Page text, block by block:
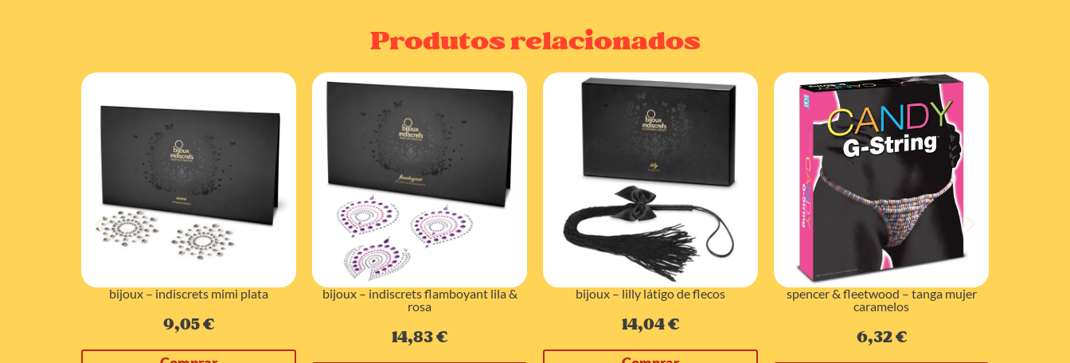
Produtos relacionados
bijoux – indiscrets mimi plata
9,05€
bijoux – indiscrets flamboyant lila &
rosa
14,83€
bijoux – lilly látigo de flecos
14,04€
spencer & fleetwood – tanga mujer
caramelos
6,32€